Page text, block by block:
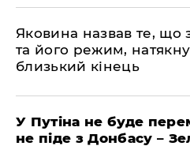
Яковина назвав те, що
та його режим,
близький кінець
У Путіна не буде
не піде з Донбасу –